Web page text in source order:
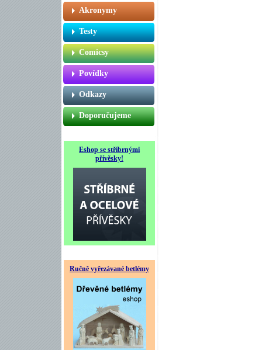
Akronymy
Testy
Comicsy
Povídky
Odkazy
Doporučujeme
Eshop se stříbrnými
přívěsky!
Ručně vyřezávané betlémy